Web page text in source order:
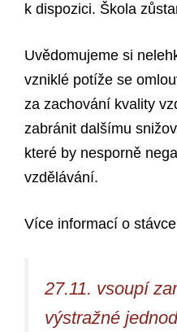
k dispozici. Škola
Uvědomujeme si
vzniklé potíže se
za zachování kvality
zabránit dalšímu
které by nesporně
vzdělávání.
Více informací o
27.11. vsoupí
výstražné